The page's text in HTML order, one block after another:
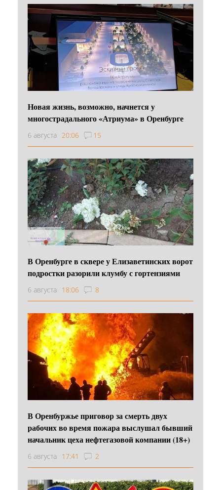
Новая жизнь, возможно, начнется у
многострадального «Атриума» в Оренбурге
6 августа 20:06 15
В Оренбурге в сквере у Елизаветинских ворот
подростки разорили клумбу с гортензиями
6 августа 18:06 8
В Оренбуржье приговор за смерть двух
рабочих во время пожара выслушал бывший
начальник цеха нефтегазовой компании (18+)
6 августа 17:41 2